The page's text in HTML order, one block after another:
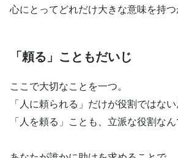
心にとってどれだけ大きな意味を持つ
「頼る」こともだいじ
ここで大切なことを一つ。
「人に頼られる」だけが役割ではない
「人を頼る」ことも、立派な役割なん